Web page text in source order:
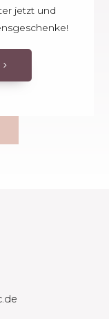
jetzt und